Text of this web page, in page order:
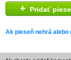
+ Pridať
Ak pieseň nehrá